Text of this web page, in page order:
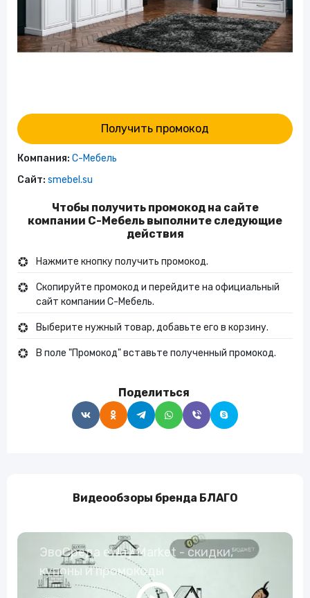
Получить промокод
Компания: С-Мебель
Сайт: smebel.su
Чтобы получить промокод на сайте
компании С-Мебель выполните следующие
действия
Нажмите кнопку получить промокод.
Скопируйте промокод и перейдите на официальный
сайт компании С-Мебель.
Выберите нужный товар, добавьте его в корзину.
В поле "Промокод" вставьте полученный промокод.
Поделиться
Видеообзоры бренда БЛАГО
ЭвоСреда eWay Market - скидки,
купоны и промокоды